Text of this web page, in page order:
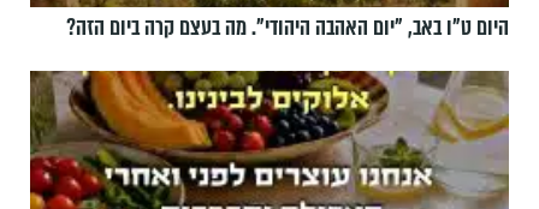
היום ט"ו באב, ”יום האהבה היהודי". מה בעצם קרה ביום הזה?